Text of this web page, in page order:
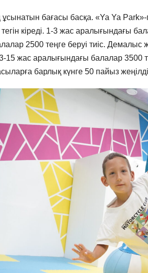
бағасы басқа. «Ya Ya
тегін кіреді. 1-3 жас аралығындағы
2500 теңге беруі тиіс.
15 жас аралығындағы балалар 3500
барлық күнге 50 пайыз